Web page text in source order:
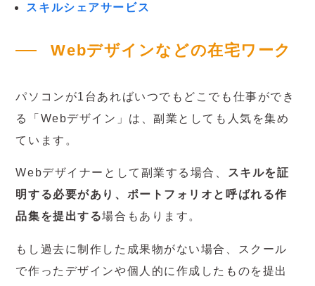
スキルシェアサービス
Webデザインなどの在宅ワーク
パソコンが1台あればいつでもどこでも仕事ができ
る「Webデザイン」は、副業としても人気を集め
ています。
Webデザイナーとして副業する場合、
スキルを証
明する必要があり、ポートフォリオと呼ばれる作
品集を提出する場合もあります。
もし過去に制作した成果物がない場合、スクール
で作ったデザインや個人的に作成したものを提出